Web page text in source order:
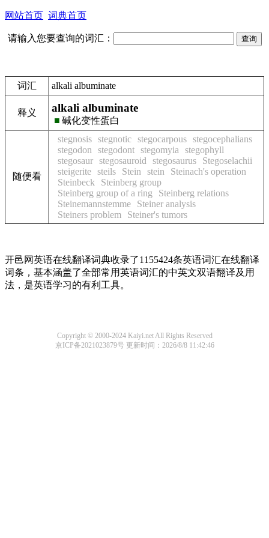
网站首页 词典首页
请输入您要查询的词汇：
词汇 alkali albuminate
释义 alkali albuminate
■ 碱化变性蛋白
随便看
stegnosis stegnotic stegocarpous stegocephalians
stegodon
stegodont stegomyia
stegophyll
stegosaur stegosauroid stegosaurus
Stegoselachii
steigerite steils Stein stein
Steinach's operation
Steinbeck
Steinberg group
Steinberg group of a ring
Steinberg relations
Steinemannstemme
Steiner analysis
Steiners problem
Steiner's tumors
开邑网英语在线翻译词典收录了1155424条英语词汇在线翻译
词条，基本涵盖了全部常用英语词汇的中英文双语翻译及用
法，是英语学习的有利工具。
Copyright © 2000-2024 Kaiyi.net All Rights Reserved
京ICP备2021023879号更新时间：2026/8/8 11:42:46